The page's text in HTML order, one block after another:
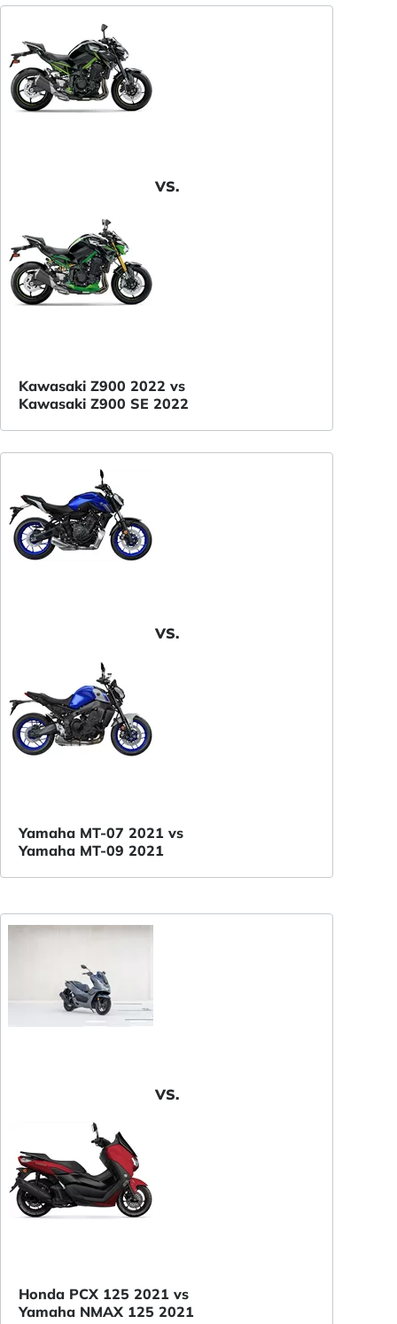
VS.
Kawasaki Z900 2022 vs
Kawasaki Z900 SE 2022
VS.
Yamaha MT-07 2021 vs
Yamaha MT-09 2021
VS.
Honda PCX 125 2021 vs
Yamaha NMAX 125 2021